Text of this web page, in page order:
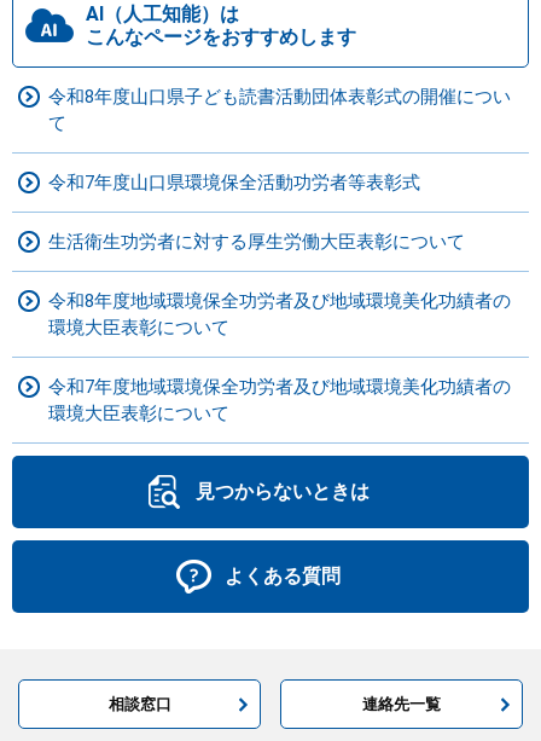
AI（人工知能）は
こんなページをおすすめします
令和8年度山口県子ども読書活動団体表彰式の開催につい
て
令和7年度山口県環境保全活動功労者等表彰式
生活衛生功労者に対する厚生労働大臣表彰について
令和8年度地域環境保全功労者及び地域環境美化功績者の
環境大臣表彰について
令和7年度地域環境保全功労者及び地域環境美化功績者の
環境大臣表彰について
見つからないときは
よくある質問
相談窓口 連絡先一覧